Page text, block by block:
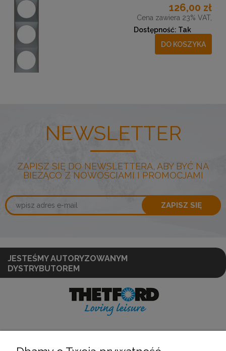
126,00 zł
Cena zawiera 23% VAT,
Dostępność: Tak
DO KOSZYKA
NEWSLETTER
ZAPISZ SIĘ DO NEWSLETTERA, ABY BYĆ NA
BIEŻĄCO Z NOWOŚCIAMI I PROMOCJAMI
ZAPISZ SIĘ
JESTEŚMY AUTORYZOWANYM
DYSTRYBUTOREM